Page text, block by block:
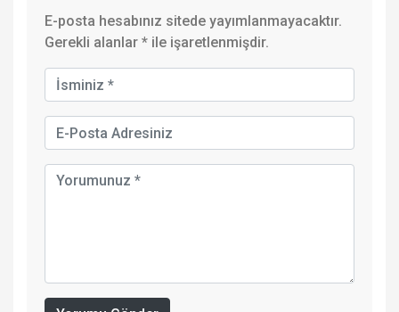
E-posta hesabınız sitede yayımlanmayacaktır.
Gerekli alanlar * ile işaretlenmişdir.